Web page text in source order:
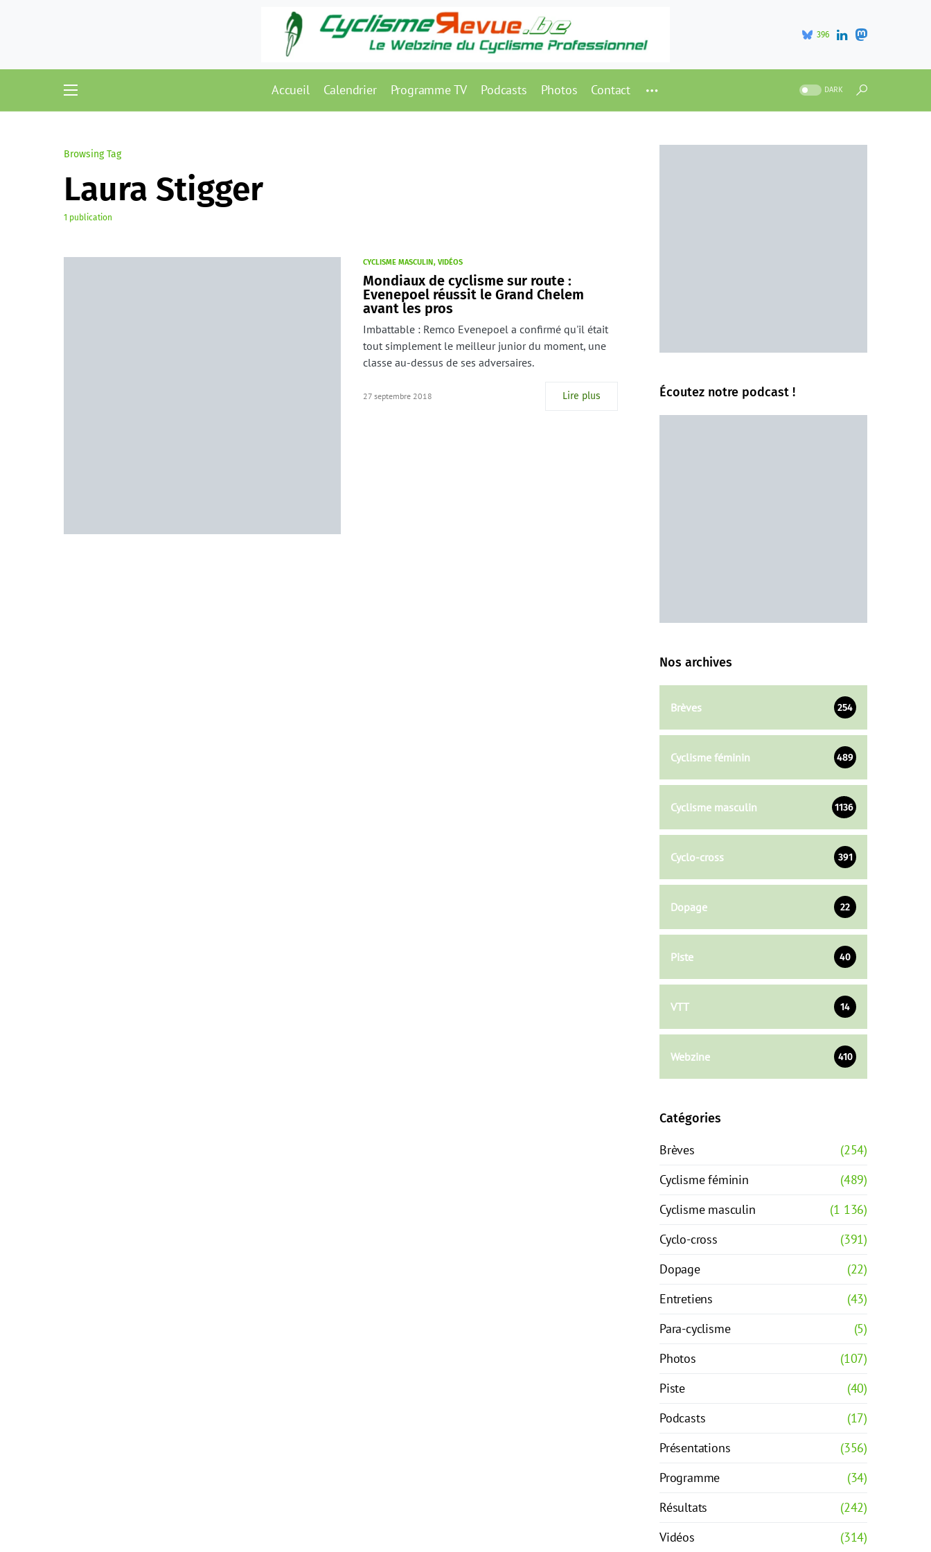
396
Accueil Calendrier Programme TV Podcasts Photos Contact DARK
Browsing Tag
Laura Stigger
1 publication
CYCLISME MASCULIN VIDÉOS
Mondiaux de cyclisme sur route :
Evenepoel réussit le Grand Chelem
avant les pros
Imbattable : Remco Evenepoel a confirmé qu'il était
tout simplement le meilleur junior du moment, une
classe au-dessus de ses adversaires.
27 septembre 2018 Lire plus Écoutez notre podcast !
Nos archives
Brèves 254
Cyclisme féminin 489
Cyclisme masculin 1136
Cyclo-cross 391
Dopage 22
Piste 40
VTT 14
Webzine 410
Catégories
Brèves
(254)
Cyclisme féminin
(489)
Cyclisme masculin
(1 136)
Cyclo-cross
(391)
Dopage
(22)
Entretiens
(43)
Para-cyclisme
(5)
Photos
(107)
Piste
(40)
Podcasts
(17)
Présentations
(356)
Programme
(34)
Résultats
(242)
Vidéos
(314)